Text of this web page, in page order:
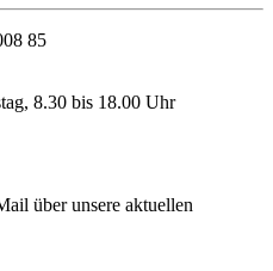
85
8.30 bis 18.00 Uhr
über unsere aktuellen